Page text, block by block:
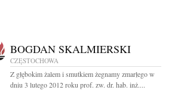
BOGDAN SKALMIERSKI
CZĘSTOCHOWA
Z głębokim żalem i smutkiem żegnamy zmarłego w
dniu 3 lutego 2012 roku prof. zw. dr. hab. inż....